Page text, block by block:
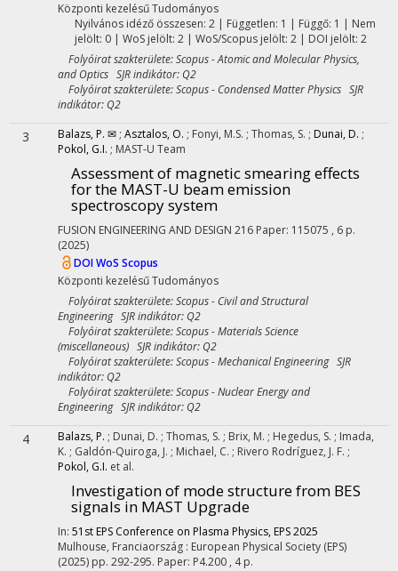
Központi kezelésűTudományos
Nyilvános idéző összesen: 2| Független: 1 | Függő: 1 | Nem
jelölt: 0 | WoS jelölt: 2 | WoS/Scopus jelölt: 2 | DOI jelölt: 2
Folyóirat szakterülete: Scopus - Atomic and Molecular Physics,
and Optics SJR indikátor: Q2
Folyóirat szakterülete: Scopus - Condensed Matter Physics SJR
indikátor: Q2
3 Balazs, P. ✉ ; Asztalos, O. ; Fonyi, M.S. ; Thomas, S. ; Dunai, D. ;
Pokol, G.I. ; MAST-U Team
Assessment of magnetic smearing effects
for the MAST-U beam emission
spectroscopy system
FUSION ENGINEERING AND DESIGN 216 Paper: 115075 , 6 p.
(2025)
DOIWoS Scopus
Központi kezelésűTudományos
Folyóirat szakterülete: Scopus - Civil and Structural
Engineering SJR indikátor: Q2
Folyóirat szakterülete: Scopus - Materials Science
(miscellaneous) SJR indikátor: Q2
Folyóirat szakterülete: Scopus - Mechanical Engineering SJR
indikátor: Q2
Folyóirat szakterülete: Scopus - Nuclear Energy and
Engineering SJR indikátor: Q2
4 Balazs, P. ; Dunai, D. ; Thomas, S. ; Brix, M. ; Hegedus, S. ; Imada,
K. ; Galdón-Quiroga, J. ; Michael, C. ; Rivero Rodríguez, J. F. ;
Pokol, G.I. et al.
Investigation of mode structure from BES
signals in MAST Upgrade
In: 51st EPS Conference on Plasma Physics, EPS 2025
Mulhouse, Franciaország : European Physical Society (EPS)
(2025) pp. 292-295. Paper: P4.200 , 4 p.